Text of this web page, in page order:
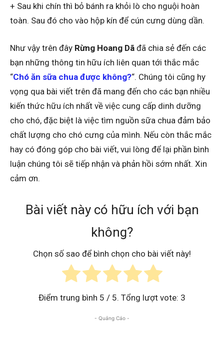
+ Sau khi chín thì bỏ bánh ra khỏi lò cho nguội hoàn
toàn. Sau đó cho vào hộp kín để cún cưng dùng dần.
Như vậy trên đây Rừng Hoang Dã đã chia sẻ đến các
bạn những thông tin hữu ích liên quan tới thắc mắc
“Chó ăn sữa chua được không?“. Chúng tôi cũng hy
vọng qua bài viết trên đã mang đến cho các bạn nhiều
kiến thức hữu ích nhất về việc cung cấp dinh dưỡng
cho chó, đặc biệt là việc tìm nguồn sữa chua đảm bảo
chất lượng cho chó cưng của mình. Nếu còn thắc mắc
hay có đóng góp cho bài viết, vui lòng để lại phần bình
luận chúng tôi sẽ tiếp nhận và phản hồi sớm nhất. Xin
cảm ơn.
Bài viết này có hữu ích với bạn
không?
Chọn số sao để bình chọn cho bài viết này!
Điểm trung bình 5 / 5. Tổng lượt vote: 3
- Quảng Cáo -